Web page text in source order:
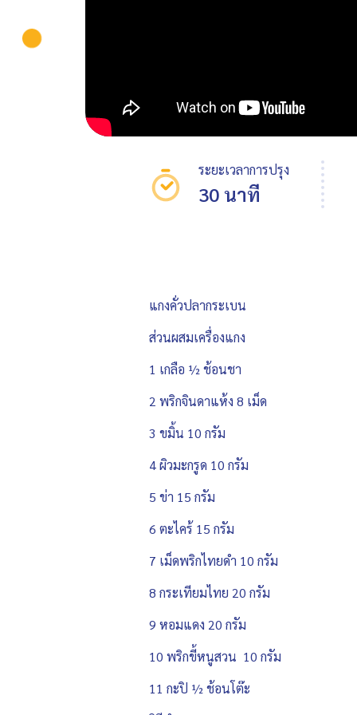
ระยะเวลาการปรุง
30 นาที
แกงคั่วปลากระเบน
ส่วนผสมเครื่องแกง
1 เกลือ ½ ช้อนชา
2 พริกจินดาแห้ง 8 เม็ด
3 ขมิ้น 10 กรัม
4 ผิวมะกรูด 10 กรัม
5 ข่า 15 กรัม
6 ตะไคร้ 15 กรัม
7 เม็ดพริกไทยดำ 10 กรัม
8 กระเทียมไทย 20 กรัม
9 หอมแดง 20 กรัม
10 พริกขี้หนูสวน 10 กรัม
11 กะปิ ½ ช้อนโต๊ะ